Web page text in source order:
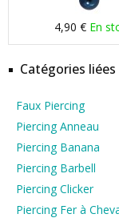
4,90 € En
Catégories liées
Faux Piercing
Piercing Anneau
Piercing Banana
Piercing Barbell
Piercing Clicker
Piercing Fer à